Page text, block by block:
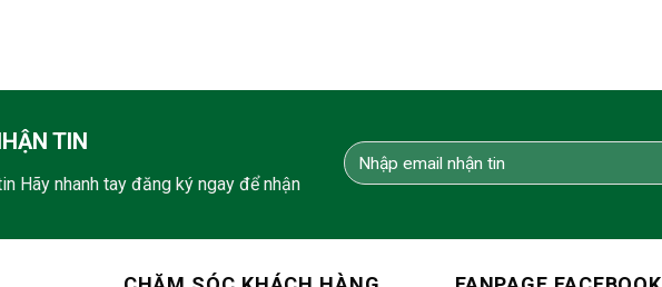
TIN
Hãy nhanh tay đăng ký ngay để nhận